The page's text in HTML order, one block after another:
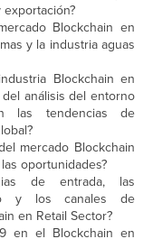
Blockchain en
y la industria aguas
Blockchain en
análisis del entorno
las tendencias de
mercado Blockchain
oportunidades?
de entrada, las
y los canales de
en Retail Sector?
en el Blockchain en